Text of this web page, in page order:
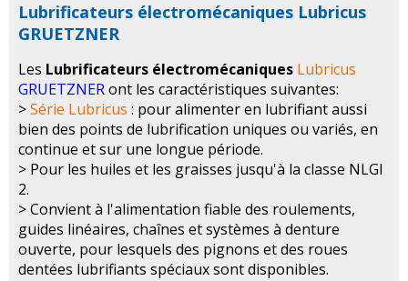
Lubrificateurs électromécaniques Lubricus
GRUETZNER
Les Lubrificateurs électromécaniques Lubricus
GRUETZNERont les caractéristiques suivantes:
>Série Lubricus : pour alimenter en lubrifiant aussi
bien des points de lubrification uniques ou variés, en
continue et sur une longue période.
> Pour les huiles et les graisses jusqu'à la classe NLGI
2.
> Convient à l'alimentation fiable des roulements,
guides linéaires, chaînes et systèmes à denture
ouverte, pour lesquels des pignons et des roues
dentées lubrifiants spéciaux sont disponibles.